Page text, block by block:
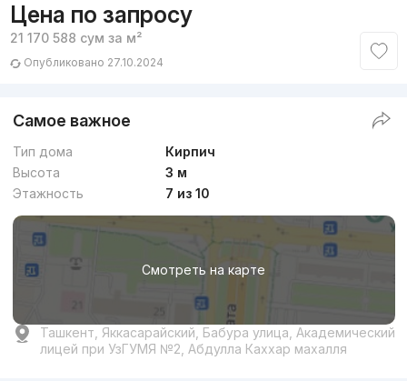
Цена по запросу
21 170 588 сум за м²
Опубликовано 27.10.2024
Самое важное
Тип дома
Кирпич
Высота
3 м
Этажность
7 из 10
Смотреть на карте
Ташкент, Яккасарайский, Бабура улица, Академический
лицей при УзГУМЯ №2, Абдулла Каххар махалля